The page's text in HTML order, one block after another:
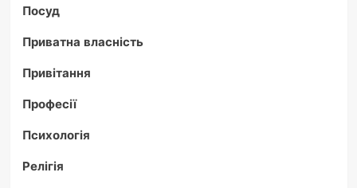
Посуд
Приватна власність
Привітання
Професії
Психологія
Релігія